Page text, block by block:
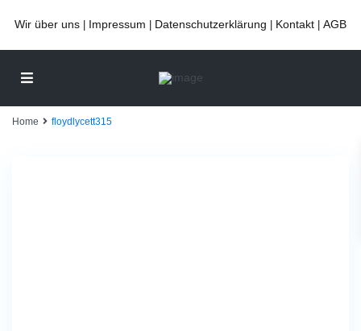
Wir über uns Impressum Datenschutzerklärung Kontakt AGB
Home floydlycett315